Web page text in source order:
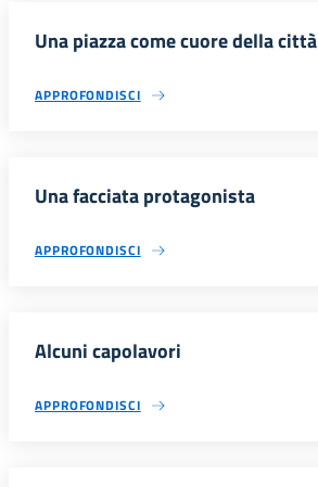
Una piazza come cuore della città
APPROFONDISCI
Una facciata protagonista
APPROFONDISCI
Alcuni capolavori
APPROFONDISCI